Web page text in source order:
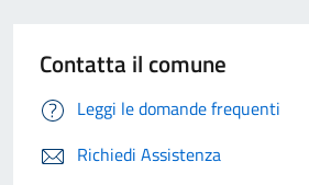
Contatta il comune
Leggi le domande frequenti
Richiedi Assistenza